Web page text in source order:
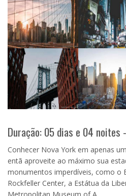
Duração: 05 dias e 04 noites
Conhecer Nova York em apenas
entã aproveite ao máximo sua
monumentos imperdíveis, como o
Rockfeller Center, a Estátua da
Metropolitan Museum of A